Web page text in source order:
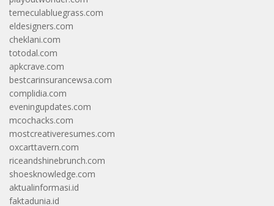
temeculabluegrass.com
eldesigners.com
cheklani.com
totodal.com
apkcrave.com
bestcarinsurancewsa.com
complidia.com
eveningupdates.com
mcochacks.com
mostcreativeresumes.com
oxcarttavern.com
riceandshinebrunch.com
shoesknowledge.com
aktualinformasi.id
faktadunia.id